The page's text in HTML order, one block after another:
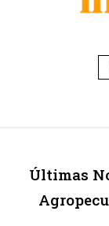
Últimas